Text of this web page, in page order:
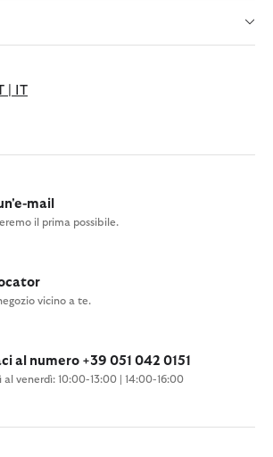
| IT
mail
il prima possibile.
vicino a te.
al numero +39 051 042 0151
al venerdì: 10:00-13:00 | 14:00-16:00